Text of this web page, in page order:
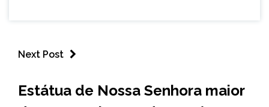
Next Post
NOTÍCIAS
Estátua de Nossa Senhora maior